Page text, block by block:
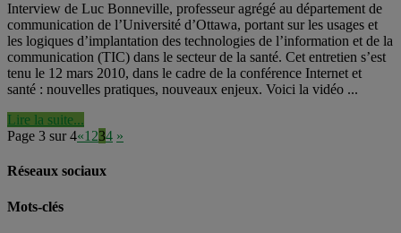
Interview de Luc Bonneville, professeur agrégé au département de
communication de l’Université d’Ottawa, portant sur les usages et
les logiques d’implantation des technologies de l’information et de la
communication (TIC) dans le secteur de la santé. Cet entretien s’est
tenu le 12 mars 2010, dans le cadre de la conférence Internet et
santé : nouvelles pratiques, nouveaux enjeux. Voici la vidéo ...
Lire la suite...
Page 3 sur 4«1 234 »
Réseaux sociaux
Mots-clés